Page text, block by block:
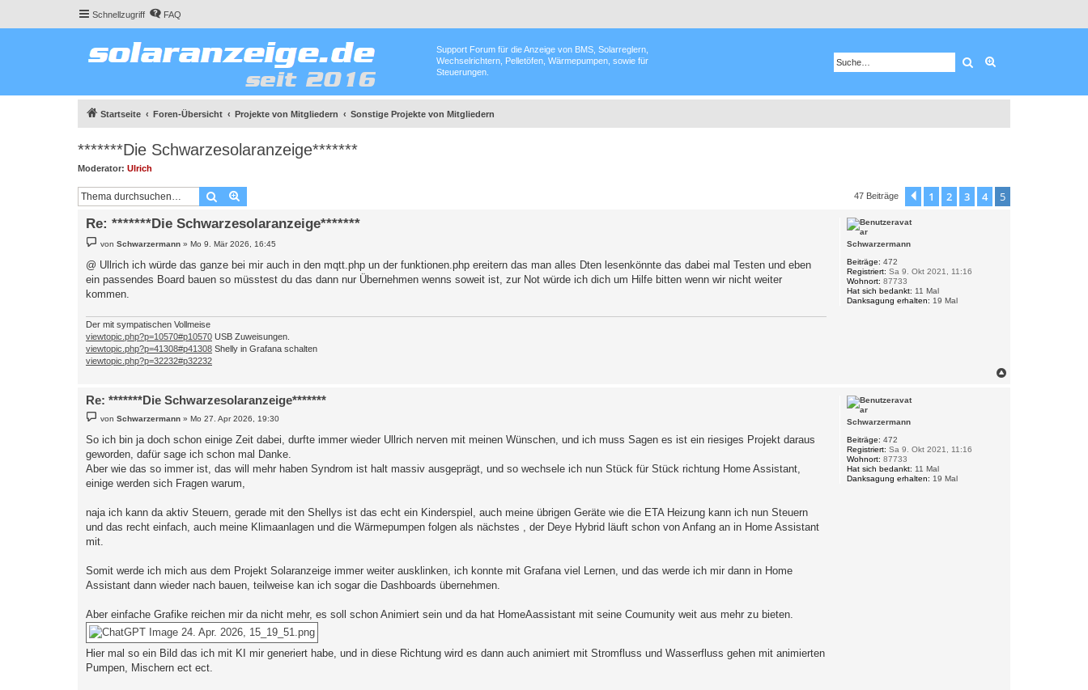
Schnellzugriff FAQ
Support Forum für die Anzeige von BMS, Solarreglern,
Wechselrichtern, Pelletöfen, Wärmepumpen, sowie für
Steuerungen.
Suche
Startseite Foren-Übersicht Projekte von Mitgliedern Sonstige Projekte von Mitgliedern
*******Die Schwarzesolaranzeige*******
Moderator: Ulrich
Suche 47 Beiträge Vorherige
1 2 3 4 5
Schwarzermann
Beiträge: 472
Registriert: Sa 9. Okt 2021, 11:16
Wohnort: 87733
Hat sich bedankt: 11 Mal
Danksagung erhalten: 19 Mal
Re: *******Die Schwarzesolaranzeige*******
e
r
g
vonSchwarzermann »Mo 9. Mär 2026, 16:45
@ Ullrich ich würde das ganze bei mir auch in den mqtt.php un der funktionen.php ereitern das man alles Dten lesenkönnte das dabei mal Testen und eben
ein passendes Board bauen so müsstest du das dann nur Übernehmen wenns soweit ist, zur Not würde ich dich um Hilfe bitten wenn wir nicht weiter
kommen.
Der mit sympatischen Vollmeise
viewtopic.php?p=10570#p10570 USB Zuweisungen.
viewtopic.php?p=41308#p41308 Shelly in Grafana schalten
viewtopic.php?p=32232#p32232
Schwarzermann
Beiträge: 472
Registriert: Sa 9. Okt 2021, 11:16
Wohnort: 87733
Hat sich bedankt: 11 Mal
Danksagung erhalten: 19 Mal
Re: *******Die Schwarzesolaranzeige*******
e
t
r
g
vonSchwarzermann »Mo 27. Apr 2026, 19:30
So ich bin ja doch schon einige Zeit dabei, durfte immer wieder Ullrich nerven mit meinen Wünschen, und ich muss Sagen es ist ein riesiges Projekt daraus
geworden, dafür sage ich schon mal Danke.
Aber wie das so immer ist, das will mehr haben Syndrom ist halt massiv ausgeprägt, und so wechsele ich nun Stück für Stück richtung Home Assistant,
einige werden sich Fragen warum,
naja ich kann da aktiv Steuern, gerade mit den Shellys ist das echt ein Kinderspiel, auch meine übrigen Geräte wie die ETA Heizung kann ich nun Steuern
und das recht einfach, auch meine Klimaanlagen und die Wärmepumpen folgen als nächstes , der Deye Hybrid läuft schon von Anfang an in Home Assistant
mit.
Somit werde ich mich aus dem Projekt Solaranzeige immer weiter ausklinken, ich konnte mit Grafana viel Lernen, und das werde ich mir dann in Home
Assistant dann wieder nach bauen, teilweise kan ich sogar die Dashboards übernehmen.
Aber einfache Grafike reichen mir da nicht mehr, es soll schon Animiert sein und da hat HomeAassistant mit seine Coumunity weit aus mehr zu bieten.
Hier mal so ein Bild das ich mit KI mir generiert habe, und in diese Richtung wird es dann auch animiert mit Stromfluss und Wasserfluss gehen mit animierten
Pumpen, Mischern ect ect.